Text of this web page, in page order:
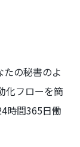
の秘書のよ
化フローを簡
時間365日働